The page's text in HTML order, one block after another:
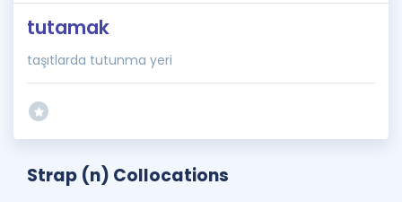
tutamak
taşıtlarda tutunma yeri
Strap (n) Collocations